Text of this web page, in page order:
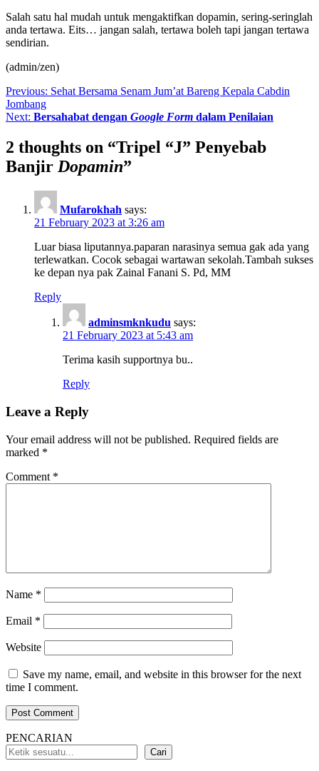
Salah satu hal mudah untuk mengaktifkan dopamin, sering-seringlah
anda tertawa. Eits… jangan salah, tertawa boleh tapi jangan tertawa
sendirian.
(admin/zen)
Post
navigation
Previous: Sehat Bersama Senam Jum’at Bareng Kepala Cabdin
Jombang
Next: Bersahabat dengan Google Form dalam Penilaian
2 thoughts on “Tripel “J” Penyebab
Banjir Dopamin”
Mufarokhah says:
21 February 2023 at 3:26 am
Luar biasa liputannya.paparan narasinya semua gak ada yang
terlewatkan. Cocok sebagai wartawan sekolah.Tambah sukses
ke depan nya pak Zainal Fanani S. Pd, MM
Reply
adminsmknkudu says:
21 February 2023 at 5:43 am
Terima kasih supportnya bu..
Reply
Leave a Reply
Your email address will not be published. Required fields are
marked *
Comment *
Name *
Email *
Website
Save my name, email, and website in this browser for the next
time I comment.
PENCARIAN
Cari